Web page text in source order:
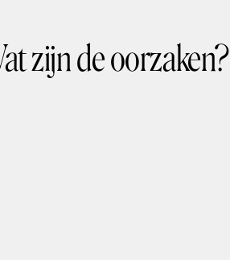
zijn de oorzaken?